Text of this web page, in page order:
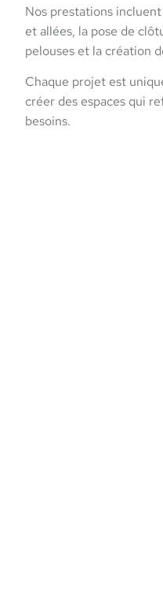
Nos prestations
et allées, la pose de
pelouses et la création
Chaque projet est
créer des espaces qui
besoins.